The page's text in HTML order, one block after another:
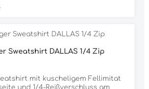
versehen und verfügt über
und ein lustiges Tommy-Branding
runden den Look ab.94,2 %
% Elasthan
Preis:
Sweatshirt DALLAS 1/4 Zip
mit kuscheligem Fellimitat
und 1/4-Reißverschluss am